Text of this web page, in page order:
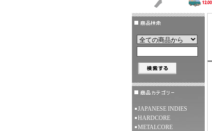
JAPANESE INDIES
HARDCORE
METALCORE